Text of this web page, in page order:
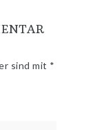
sind mit *